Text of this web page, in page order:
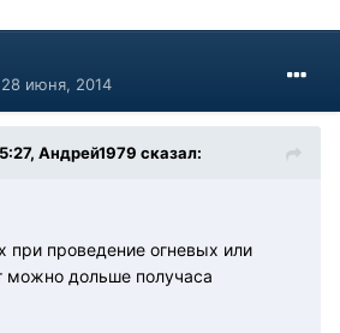
28 июня, 2014
Андрей1979 сказал:
при проведение огневых или
можно дольше получаса